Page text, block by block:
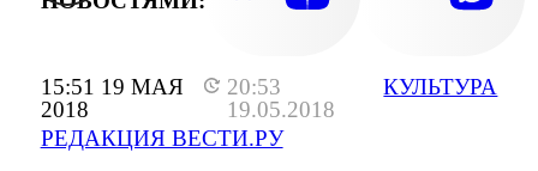
15:51 19 МАЯ
2018
20:53
19.05.2018
РЕДАКЦИЯ ВЕСТИ.РУ
КУЛЬТУРА